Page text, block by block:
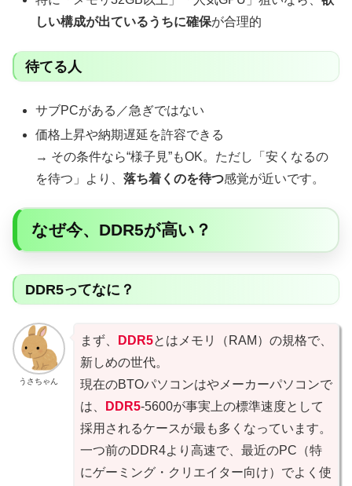
しい構成が出ているうちに確保が合理的
待てる人
サブPCがある／急ぎではない
価格上昇や納期遅延を許容できる
→ その条件なら“様子見”もOK。ただし「安くなるの
を待つ」より、落ち着くのを待つ感覚が近いです。
なぜ今、DDR5が高い？
DDR5ってなに？
うさちゃん
まず、 DDR5とはメモリ（RAM）の規格で、
新しめの世代。
現在のBTOパソコンはやメーカーパソコンで
は、
DDR5-5600が事実上の標準速度として
採用されるケースが最も多くなっています。
一つ前のDDR4より高速で、最近のPC（特
にゲーミング・クリエイター向け）でよく使